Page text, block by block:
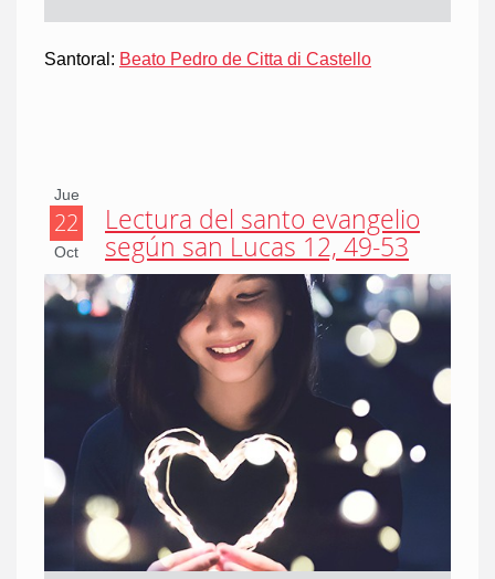
Santoral: Beato Pedro de Citta di Castello
Jue
22
Oct
Lectura del santo evangelio
según san Lucas 12, 49-53